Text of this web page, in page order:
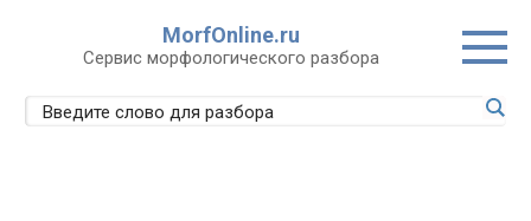
MorfOnline.ru
Сервис морфологического разбора